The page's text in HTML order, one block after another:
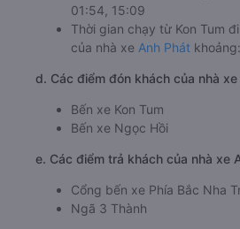
01:54, 15:09
Thời gian chạy từ Kon Tum
của nhà xe Anh Phát
d. Các điểm đón khách của nhà
Bến xe Kon Tum
Bến xe Ngọc Hồi
e. Các điểm trả khách của nhà xe
Cổng bến xe Phía Bắc Nha
Ngã 3 Thành